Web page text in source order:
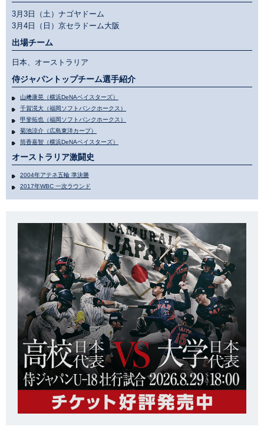
3月3日（土）ナゴヤドーム
3月4日（日）京セラドーム大阪
出場チーム
日本、オーストラリア
侍ジャパントップチーム選手紹介
山﨑康晃（横浜DeNAベイスターズ）
千賀滉大（福岡ソフトバンクホークス）
甲斐拓也（福岡ソフトバンクホークス）
菊池涼介（広島東洋カープ）
筒香嘉智（横浜DeNAベイスターズ）
オーストラリア激闘史
2004年アテネ五輪 準決勝
2017年WBC 一次ラウンド